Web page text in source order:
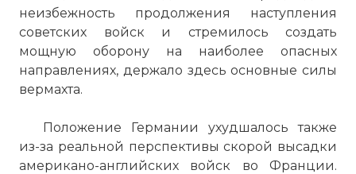
неизбежность продолжения наступления
советских войск и стремилось создать
мощную оборону на наиболее опасных
направлениях, держало здесь основные силы
вермахта.
Положение Германии ухудшалось также
из-за реальной перспективы скорой высадки
американо-английских войск во Франции.